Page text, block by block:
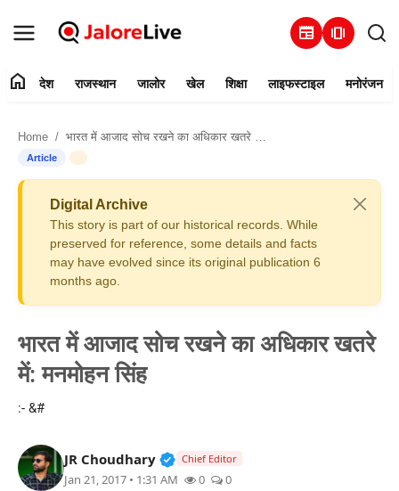
newspaper amp_stories
संपर्क करें
राजस्थान
खेल
शिक्षा
मनोरंजन
home देश राजस्थान जालोर खेल शिक्षा लाइफस्टाइल मनोरंजन
Home भारत में आजाद सोच रखने का अधिकार खतरे में: मनमोहन सिंह
Article
Digital Archive
This story is part of our historical records. While
preserved for reference, some details and facts
may have evolved since its original publication 6
months ago.
भारत में आजाद सोच रखने का अधिकार खतरे
में: मनमोहन सिंह
:- &#
JR Choudhary Verified Public Figure • 30 Mar,
Chief Editor
Jan 21, 2017 • 1:31 AM 0 0